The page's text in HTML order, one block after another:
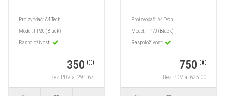
Proizvođač:A4 Tech
Model: FP20 (Black)
Raspoloživost:
350.00
Bez PDV-a: 291.67
Proizvođač:A4 Tech
Model: FP70 (Black)
Raspoloživost:
750.00
Bez PDV-a: 625.00